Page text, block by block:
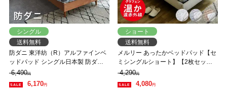
シングル
送料無料
防ダニ 東洋紡（R）アルファインベ
ッドパッド シングル日本製 防ダニ
防花粉 速乾 薬剤 薬品 不使用 超極細
繊維 高密度 国産
6,490円
6,170円
ショート
送料無料
メルリー あったかベッドパッド【セ
ミシングルショート】【2枚セッ
ト】グラフェン 遠赤外線 あったか
ベッドパッド 敷パッド 敷きパット
静電気防止 抗菌 防ダニ ベッドパッ
4,290円
4,080円